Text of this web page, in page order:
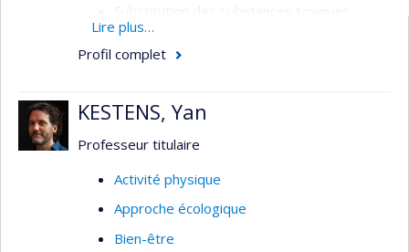
Substitution des substances toxiques
Exposition aux nanoparticules et particules
ultrafines
concentrations de contaminants en milieu
de travail
Thèmes : Hygiène du travail, santé et sécurité,
Lire plus…
Profil complet
KESTENS, Yan
Professeur titulaire
Activité physique
Approche écologique
Bien-être